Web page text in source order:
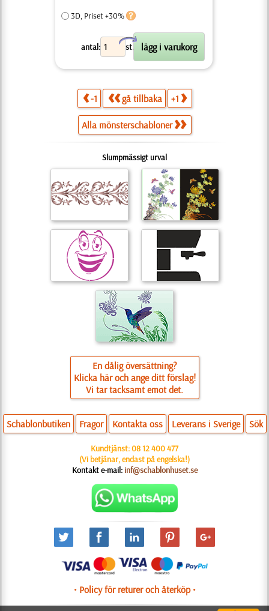
3D, Priset +30%
antal: st.
X
-1 gå tillbaka +1
Alla mönsterschabloner
Slumpmässigt urval
En dålig översättning?
Klicka här och ange ditt förslag!
Vi tar tacksamt emot det.
Schablonbutiken Fragor Kontakta oss Leverans i Sverige Sök
Kundtjänst:08 12 400 477
(Vi betjänar, endast på engelska!)
Kontakt e-mail: inf@schablonhuset.se
• Policy för returer och återköp •